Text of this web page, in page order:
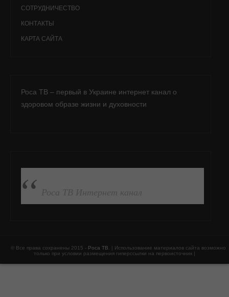
СОТРУДНИЧЕСТВО
КОНТАКТЫ
КАРТА САЙТА
Роса ТВ – первый в Украине интернет канал о
здоровом образе жизни и духовности
ПОДПИСАТЬСЯ НА FB
Роса ТВ Интернет канал
© Все права сохранены 2015 - Роса ТВ . | Использование материалов сайта возможно
только при условии размещения гиперссылки на первоисточник |